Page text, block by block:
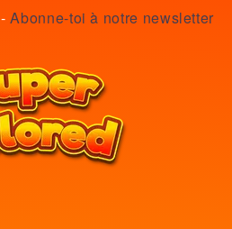
-Abonne-toi à notre newsletter